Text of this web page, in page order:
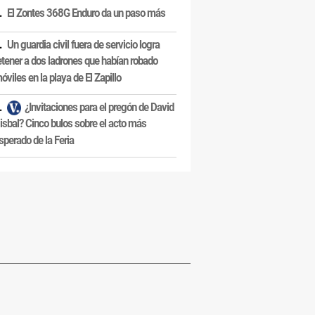
El Zontes 368G Enduro da un paso más
Un guardia civil fuera de servicio logra
a dos ladrones que habían robado
en la playa de El Zapillo
¿Invitaciones para el pregón de David
Cinco bulos sobre el acto más
de la Feria